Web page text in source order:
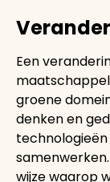
Een
groene
denken en
wijze waarop